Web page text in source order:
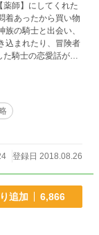
師】にしてくれた
の騎士と出会い、
た騎士の恋愛話がた
登録日 2018.08.26
追加 6,866